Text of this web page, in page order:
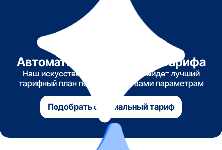
Автоматический подбор тарифа
Наш искусственный интеллект найдет лучший
тарифный план по указанным вами параметрам
Подобрать оптимальный тариф